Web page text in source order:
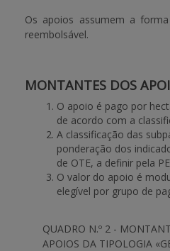
Os apoios assumem a
reembolsável.
MONTANTES DOS
O apoio é pago por
de acordo com a
A classificação das
ponderação dos
de OTE, a definir pela
O valor do apoio é
elegível por grupo de
QUADRO N.º 2 -
APOIOS DA TIPOLOGIA